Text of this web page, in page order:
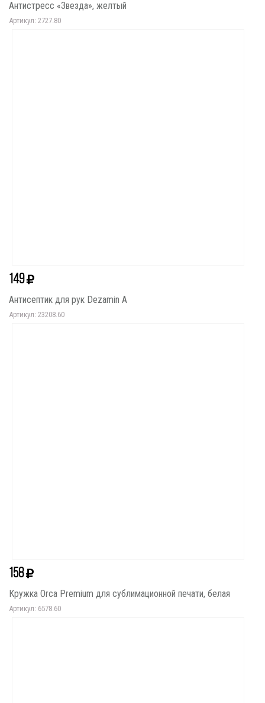
Антистресс «Звезда», желтый
Артикул: 2727.80
149
Антисептик для рук Dezamin A
Артикул: 23208.60
158
Кружка Orca Premium для сублимационной печати, белая
Артикул: 6578.60